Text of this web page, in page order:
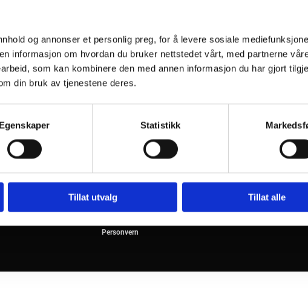
og annonser et personlig preg, for å levere sosiale
informasjon om hvordan du bruker nettstedet vårt, med partnerne
som kan kombinere den med annen informasjon du har gjort
din bruk av tjenestene deres.
Egenskaper Statistikk
Tillat utvalg Tillat alle
Åpningstider
Mandag - Fredag
Personvern